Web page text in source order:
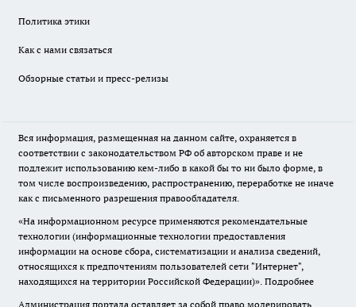
Политика этики
Как с нами связаться
Обзорные статьи и пресс-релизы
Вся информация, размещенная на данном сайте, охраняется в
соответствии с законодательством РФ об авторском праве и не
подлежит использованию кем-либо в какой бы то ни было форме, в
том числе воспроизведению, распространению, переработке не иначе
как с письменного разрешения правообладателя.
«На информационном ресурсе применяются рекомендательные
технологии (информационные технологии предоставления
информации на основе сбора, систематизации и анализа сведений,
относящихся к предпочтениям пользователей сети "Интернет",
находящихся на территории Российской Федерации)». Подробнее
Администрация портала оставляет за собой право модерировать